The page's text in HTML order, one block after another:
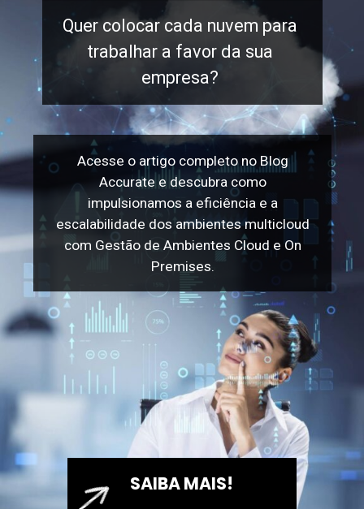
Quer colocar cada nuvem para
trabalhar a favor da sua
empresa?
Acesse o artigo completo no Blog
Accurate e descubra como
impulsionamos a eficiência e a
escalabilidade dos ambientes multicloud
com Gestão de Ambientes Cloud e On
Premises.
SAIBA MAIS!